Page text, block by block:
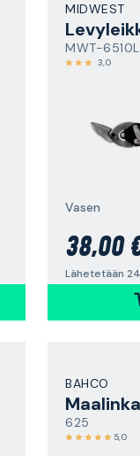
MIDWEST
MWT-6510L
3,0
Vasen
38,00
Lähetetään
BAHCO
625
5,0